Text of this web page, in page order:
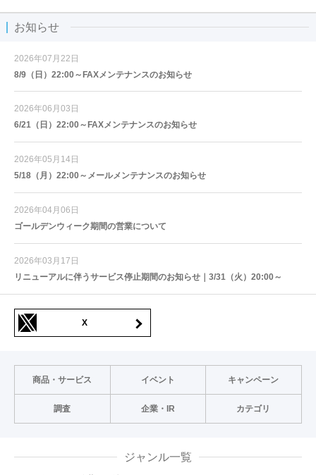
お知らせ
2026年07月22日
8/9（日）22:00～FAXメンテナンスのお知らせ
2026年06月03日
6/21（日）22:00～FAXメンテナンスのお知らせ
2026年05月14日
5/18（月）22:00～メールメンテナンスのお知らせ
2026年04月06日
ゴールデンウィーク期間の営業について
2026年03月17日
リニューアルに伴うサービス停止期間のお知らせ｜3/31（火）20:00～
X
商品・サービス イベント キャンペーン
調査 企業・IR カテゴリ
ジャンル一覧